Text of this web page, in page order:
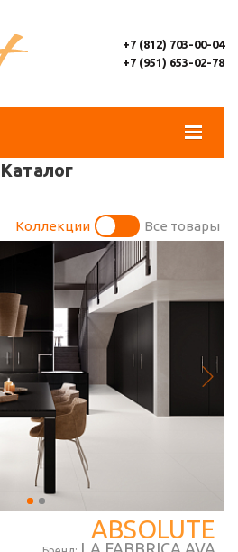
+7 (812) 703-00-04
+7 (951) 653-02-78
Каталог
Коллекции Все товары
ABSOLUTE
LA FABBRICA AVA